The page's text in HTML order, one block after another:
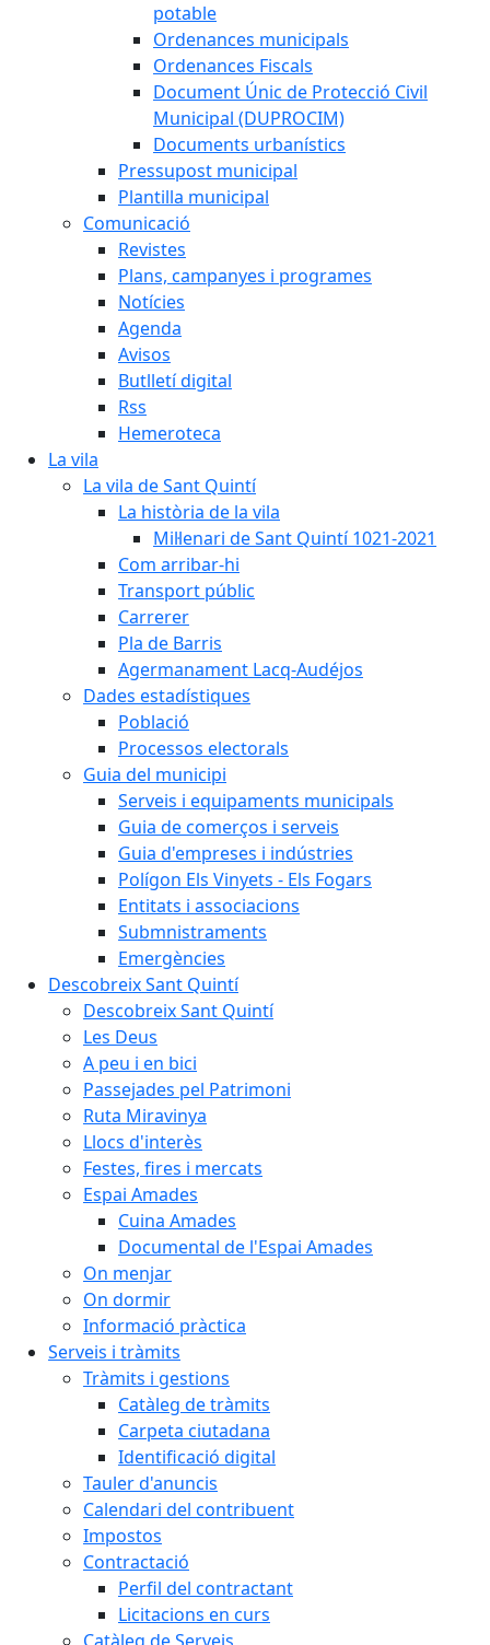
potable
Ordenances municipals
Ordenances Fiscals
Document Únic de Protecció Civil
Municipal (DUPROCIM)
Documents urbanístics
Pressupost municipal
Plantilla municipal
Comunicació
Revistes
Plans, campanyes i programes
Notícies
Agenda
Avisos
Butlletí digital
Rss
Hemeroteca
La vila
La vila de Sant Quintí
La història de la vila
Mil·lenari de Sant Quintí 1021-2021
Com arribar-hi
Transport públic
Carrerer
Pla de Barris
Agermanament Lacq-Audéjos
Dades estadístiques
Població
Processos electorals
Guia del municipi
Serveis i equipaments municipals
Guia de comerços i serveis
Guia d'empreses i indústries
Polígon Els Vinyets - Els Fogars
Entitats i associacions
Submnistraments
Emergències
Descobreix Sant Quintí
Descobreix Sant Quintí
Les Deus
A peu i en bici
Passejades pel Patrimoni
Ruta Miravinya
Llocs d'interès
Festes, fires i mercats
Espai Amades
Cuina Amades
Documental de l'Espai Amades
On menjar
On dormir
Informació pràctica
Serveis i tràmits
Tràmits i gestions
Catàleg de tràmits
Carpeta ciutadana
Identificació digital
Tauler d'anuncis
Calendari del contribuent
Impostos
Contractació
Perfil del contractant
Licitacions en curs